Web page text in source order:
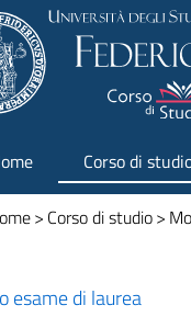
Corso di
> Corso di studio>
esame di laurea